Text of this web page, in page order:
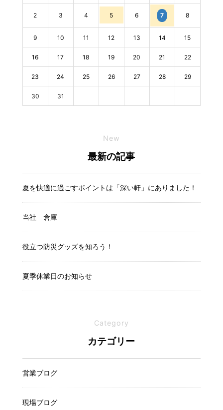
2 3 4 5 6 7 8
9 10 11 12 13 14 15
16 17 18 19 20 21 22
23 24 25 26 27 28 29
30 31
New
最新の記事
夏を快適に過ごすポイントは「深い軒」にありました！
当社 倉庫
役立つ防災グッズを知ろう！
夏季休業日のお知らせ
Category
カテゴリー
営業ブログ
現場ブログ